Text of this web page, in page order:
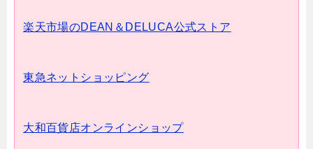
楽天市場のDEAN＆DELUCA公式ストア
東急ネットショッピング
大和百貨店オンラインショップ